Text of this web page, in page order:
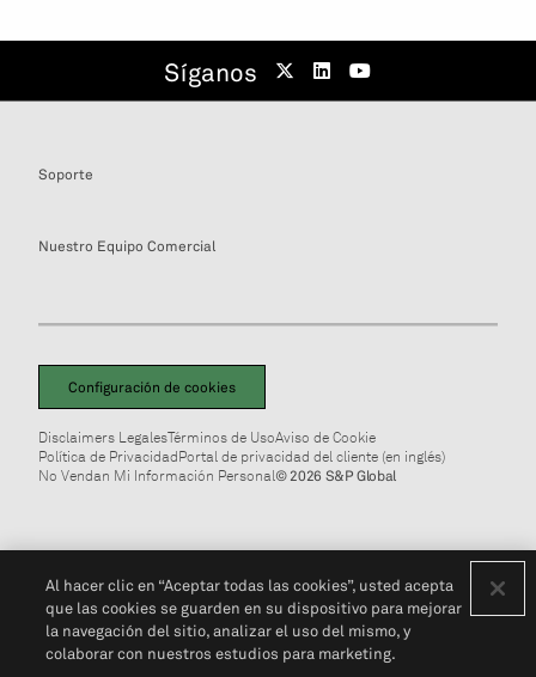
Síganos
Soporte
Nuestro Equipo Comercial
Configuración de cookies
Disclaimers LegalesTérminos de UsoAviso de Cookie
Política de PrivacidadPortal de privacidad del cliente (en inglés)
No Vendan Mi Información Personal© 2026 S&P Global
Al hacer clic en “Aceptar todas las cookies”, usted acepta
que las cookies se guarden en su dispositivo para mejorar
la navegación del sitio, analizar el uso del mismo, y
colaborar con nuestros estudios para marketing.